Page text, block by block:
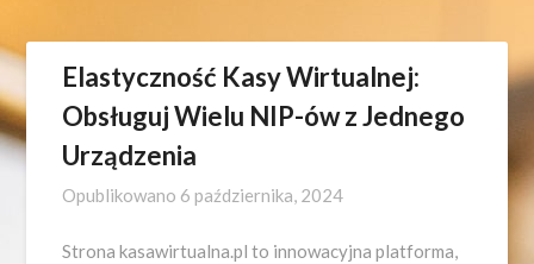
Elastyczność Kasy Wirtualnej:
Obsługuj Wielu NIP-ów z Jednego
Urządzenia
Opublikowano 6 października, 2024
Strona kasawirtualna.pl to innowacyjna platforma,